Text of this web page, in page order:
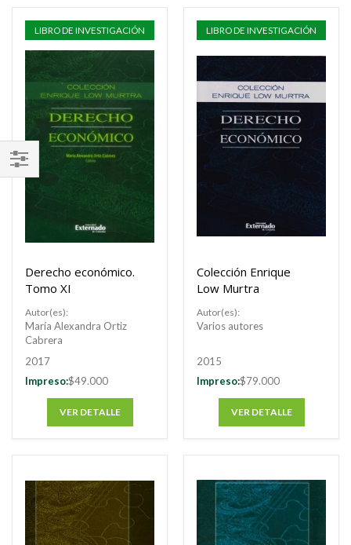
LIBRO DE INVESTIGACIÓN
Derecho económico.
Tomo XI
Autor(es):
María Alexandra Ortiz
Cabrera
2017
Impreso:$49.000
VER DETALLE
LIBRO DE INVESTIGACIÓN
Colección Enrique
Low Murtra
Autor(es):
Varios autores
2015
Impreso:$79.000
VER DETALLE
FILTRAR